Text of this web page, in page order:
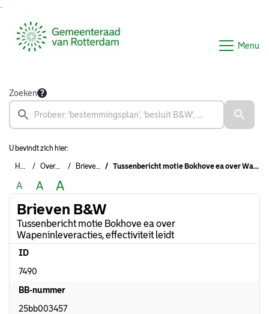
Menu
Zoeken
U bevindt zich hier:
Home Overzichten Brieven B&W Tussenbericht motie Bokhove ea over Wapeninleveracties, effectiviteit leidt
A A A
Brieven B&W
Tussenbericht motie Bokhove ea over
Wapeninleveracties, effectiviteit leidt
ID
7490
BB-nummer
25bb003457